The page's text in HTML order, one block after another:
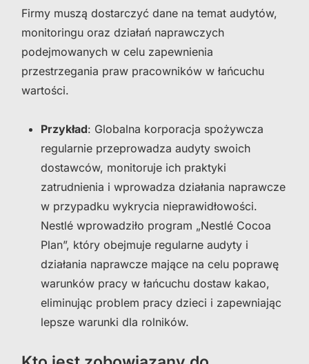
Firmy muszą dostarczyć dane na temat audytów,
monitoringu oraz działań naprawczych
podejmowanych w celu zapewnienia
przestrzegania praw pracowników w łańcuchu
wartości.
Przykład: Globalna korporacja spożywcza
regularnie przeprowadza audyty swoich
dostawców, monitoruje ich praktyki
zatrudnienia i wprowadza działania naprawcze
w przypadku wykrycia nieprawidłowości.
Nestlé wprowadziło program „Nestlé Cocoa
Plan”, który obejmuje regularne audyty i
działania naprawcze mające na celu poprawę
warunków pracy w łańcuchu dostaw kakao,
eliminując problem pracy dzieci i zapewniając
lepsze warunki dla rolników.